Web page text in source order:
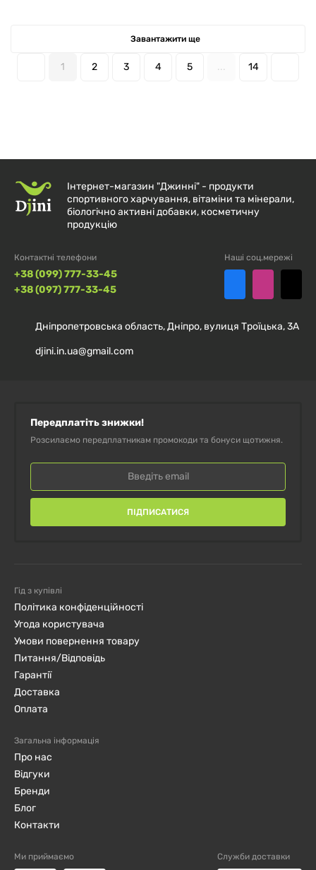
1 2 3 4 5 ... 14
Завантажити ще
Інтернет-магазин "Джинні" - продукти
спортивного харчування, вітаміни та мінерали,
біологічно активні добавки, косметичну
продукцію
Контактні телефони
+38 (099) 777-33-45
+38 (097) 777-33-45
Наші соц.мережі
Дніпропетровська область, Дніпро, вулиця Троїцька, 3А
djini.in.ua@gmail.com
Передплатіть знижки!
Розсилаємо передплатникам промокоди та бонуси щотижня.
ПІДПИСАТИСЯ
Гід з купівлі
Політика конфіденційності
Угода користувача
Умови повернення товару
Питання/Відповідь
Гарантії
Доставка
Оплата
Загальна інформація
Про нас
Відгуки
Бренди
Блог
Контакти
Ми приймаємо Служби доставки